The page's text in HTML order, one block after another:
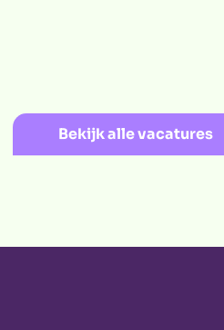
Bekijk alle vacatures